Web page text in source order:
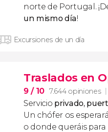
norte de Portugal.
un mismo día!
Excursiones de un día
Traslados en
9/ 10 7.644 opiniones
Servicio privado,
Un chófer os
o donde queráis